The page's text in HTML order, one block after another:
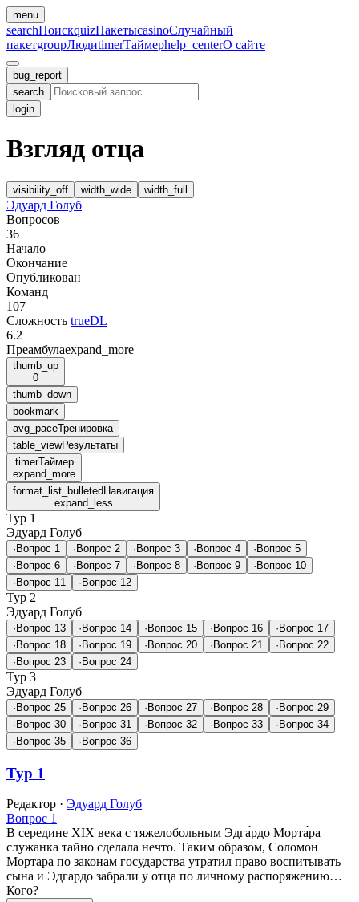
menu
searchПоискquizПакетыcasinoСлучайный
пакетgroupЛюдиtimerТаймерhelp_centerО сайте
bug_report
search
login
Взгляд отца
visibility_off width_wide width_full
Эдуард Голуб
Вопросов
36
Начало
Окончание
Опубликован
Команд
107
Сложность trueDL
6.2
Преамбулаexpand_more
thumb_up
0
thumb_down
bookmark
avg_paceТренировка
table_viewРезультаты
timerТаймер
expand_more
format_list_bulleted Навигация
expand_less
Тур 1
Эдуард Голуб
· Вопрос 1 · Вопрос 2 · Вопрос 3 · Вопрос 4 · Вопрос 5
· Вопрос 6 · Вопрос 7 · Вопрос 8 · Вопрос 9 · Вопрос 10
· Вопрос 11 · Вопрос 12
Тур 2
Эдуард Голуб
· Вопрос 13 · Вопрос 14 · Вопрос 15 · Вопрос 16 · Вопрос 17
· Вопрос 18 · Вопрос 19 · Вопрос 20 · Вопрос 21 · Вопрос 22
· Вопрос 23 · Вопрос 24
Тур 3
Эдуард Голуб
· Вопрос 25 · Вопрос 26 · Вопрос 27 · Вопрос 28 · Вопрос 29
· Вопрос 30 · Вопрос 31 · Вопрос 32 · Вопрос 33 · Вопрос 34
· Вопрос 35 · Вопрос 36
Тур 1
Редактор · Эдуард Голуб
Вопрос 1
В середине XIX века с тяжелобольным Эдга́рдо Морта́ра
служанка тайно сделала нечто. Таким образом, Соломон
Мортара по законам государства утратил право воспитывать
сына и Эдгардо забрали у отца по личному распоряжению…
Кого?